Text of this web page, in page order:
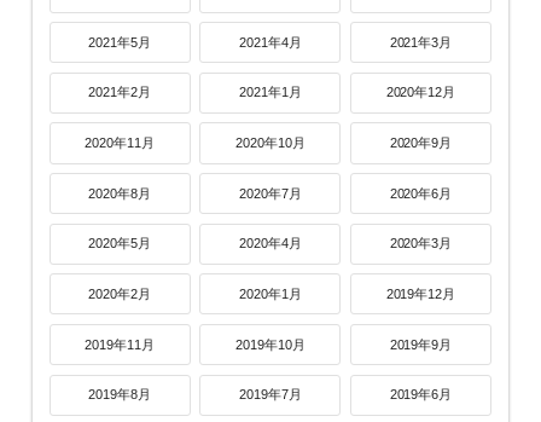
2021年5月 2021年4月 2021年3月
2021年2月 2021年1月 2020年12月
2020年11月 2020年10月 2020年9月
2020年8月 2020年7月 2020年6月
2020年5月 2020年4月 2020年3月
2020年2月 2020年1月 2019年12月
2019年11月 2019年10月 2019年9月
2019年8月 2019年7月 2019年6月